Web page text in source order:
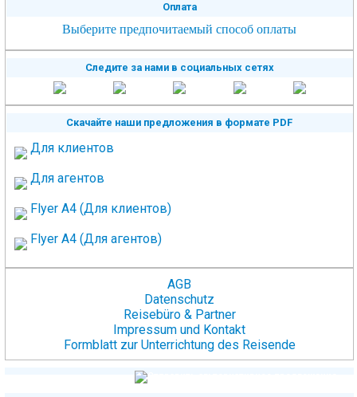
Оплата
Выберите предпочитаемый способ оплаты
Следите за нами в социальных сетях
Скачайте наши предложения в формате PDF
Для клиентов
Для агентов
Flyer A4 (Для клиентов)
Flyer A4 (Для агентов)
AGB
Datenschutz
Reisebüro & Partner
Impressum und Kontakt
Formblatt zur Unterrichtung des Reisende